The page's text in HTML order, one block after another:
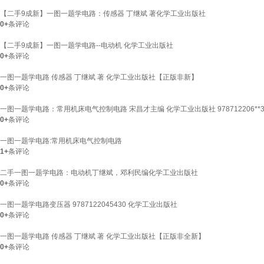
【二手9成新】一图一题学电路：传感器 丁继斌 著化学工业出版社
0+条评论
【二手9成新】一图一题学电路--电动机 化学工业出版社
0+条评论
一图一题学电路 传感器 丁继斌 著 化学工业出版社【正版非新】
0+条评论
一图一题学电路：常用机床电气控制电路 宋昌才主编 化学工业出版社
0+条评论
一图一题学电路:常用机床电气控制电路
1+条评论
二手一图一题学电路：电动机丁继斌，邓利民编化学工业出版社
0+条评论
一图一题学电路变压器 9787122045430 化学工业出版社
0+条评论
一图一题学电路 传感器 丁继斌 著 化学工业出版社【正版非全新】
0+条评论